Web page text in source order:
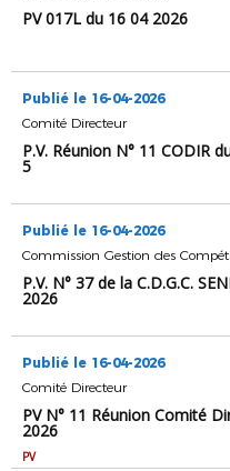
PV 017L du 16 04 2026
Publié le 16-04-2026
Comité Directeur
P.V. Réunion N° 11 CODIR
5
Publié le 16-04-2026
Commission Gestion des
P.V. N° 37 de la C.D.G.C.
2026
Publié le 16-04-2026
Comité Directeur
PV N° 11 Réunion Comité
2026
PV